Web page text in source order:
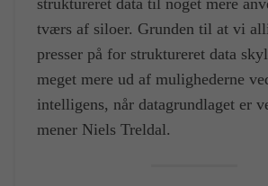
tværs af siloer. Grunden til at vi
presser på for struktureret data
meget mere ud af mulighederne
intelligens, når datagrundlaget er
mener Niels Treldal.